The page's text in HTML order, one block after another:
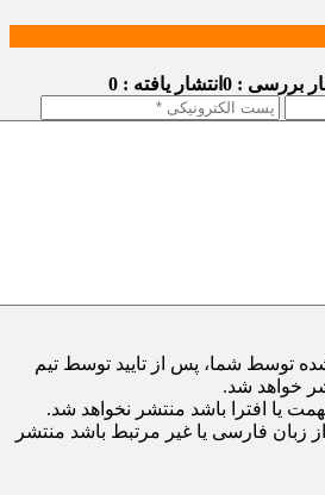
بررسی : 0 انتشار یافته : 0
توسط شما، پس از تایید توسط تیم
خواهد شد.
یا افترا باشد منتشر نخواهد شد.
زبان فارسی یا غیر مرتبط باشد منتشر